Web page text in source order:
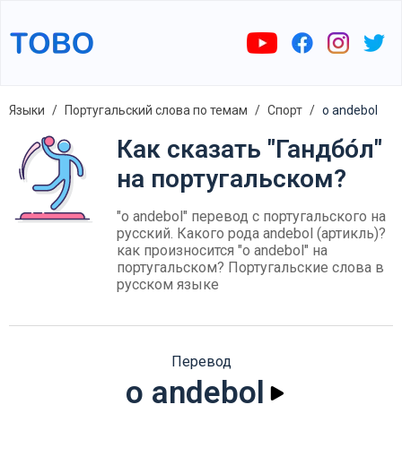
Языки Португальский слова по темам Спорт o andebol
Как сказать "Гандбо́л"
на португальском?
"o andebol" перевод с португальского на
русский. Какого рода andebol (артикль)?
как произносится "o andebol" на
португальском? Португальские слова в
русском языке
Перевод
o andebol